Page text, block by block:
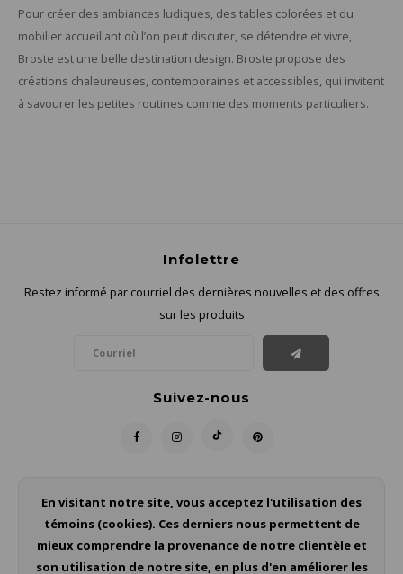
Pour créer des ambiances ludiques, des tables colorées et du
mobilier accueillant où l’on peut discuter, se détendre et vivre,
Broste est une belle destination design. Broste propose des
créations chaleureuses, contemporaines et accessibles, qui invitent
à savourer les petites routines comme des moments particuliers.
Infolettre
Restez informé par courriel des dernières nouvelles et des offres
sur les produits
Suivez-nous
Service à la clientèle
Mon compte
En visitant notre site, vous acceptez l'utilisation des
témoins (cookies). Ces derniers nous permettent de
mieux comprendre la provenance de notre clientèle et
son utilisation de notre site, en plus d'en améliorer les